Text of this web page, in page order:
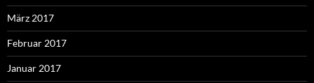
März 2017
Februar 2017
Januar 2017